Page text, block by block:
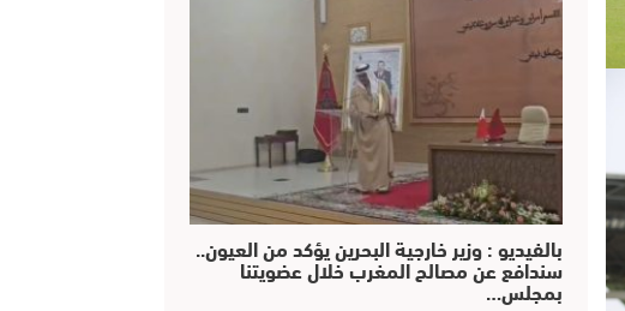
بالفيديو : وزير خارجية البحرين يؤكد من العيون..
سندافع عن مصالح المغرب خلال عضويتنا
بمجلس…